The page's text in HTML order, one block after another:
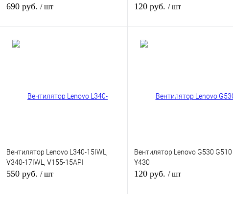
Версия 1
690 руб. / шт
наличии
120 руб. / шт
наличии
Вентилятор Lenovo L340-15IWL,
V340-17IWL, V155-15API
550 руб. / шт
Вентилятор Lenovo G530 G510
Y430
120 руб. / шт